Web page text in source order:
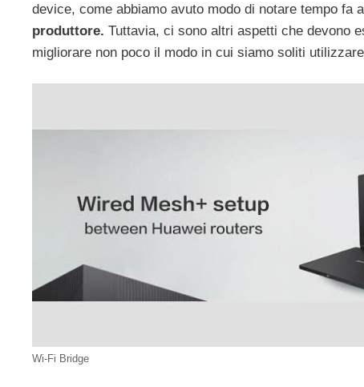
device, come abbiamo avuto modo di notare tempo fa
produttore. Tuttavia, ci sono altri aspetti che devono
migliorare non poco il modo in cui siamo soliti
Wi-Fi Bridge